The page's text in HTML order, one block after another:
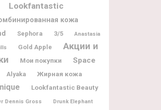
Lookfantastic
кожа
Sephora 3/5 Anastasia
Gold Apple
Акции и
Мои покупки
Space
Alyaka Жирная кожа
Lookfantastic Beauty
Dennis Gross Drunk Elephant